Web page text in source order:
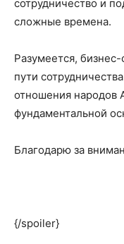
сотрудничество и
сложные времена.
Разумеется,
пути
отношения народов
фундаментальной
Благодарю за
{/spoiler}